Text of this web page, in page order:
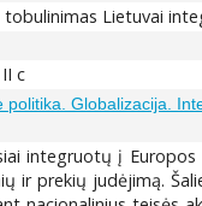
Lietuvai
c
politika. Globalizacija.
integruotų į
ir prekių judėjimą.